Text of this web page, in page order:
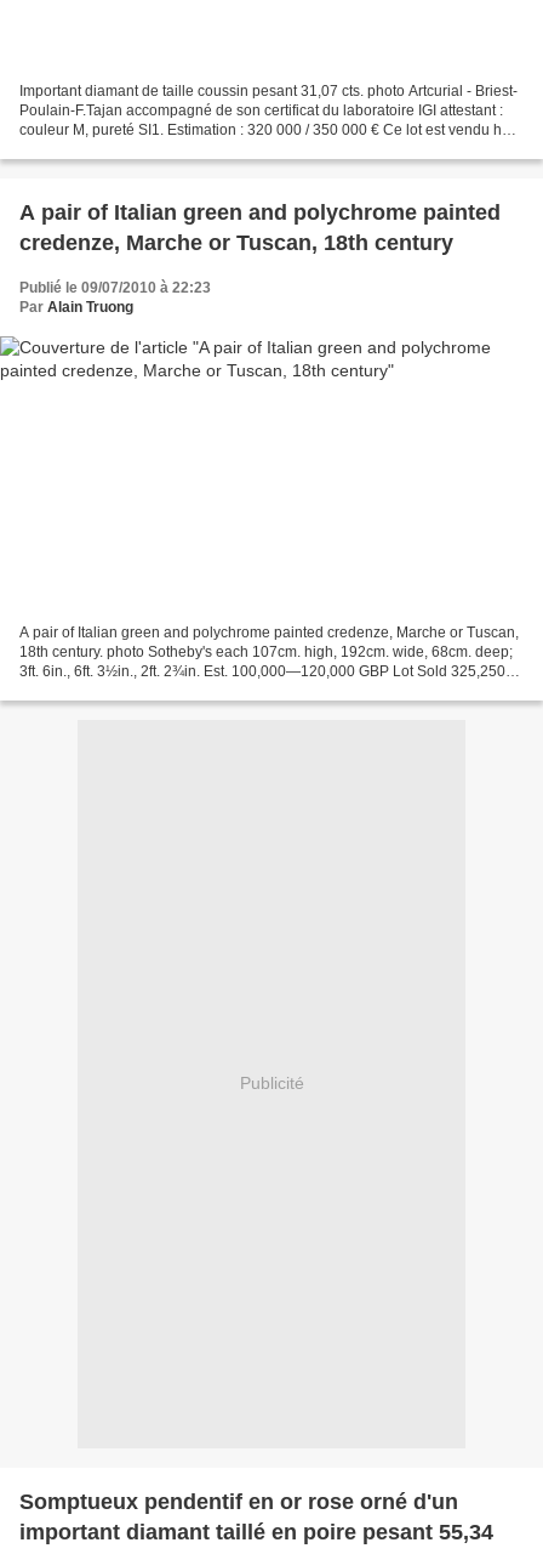
Important diamant de taille coussin pesant 31,07 cts. photo Artcurial - Briest-
Poulain-F.Tajan accompagné de son certificat du laboratoire IGI attestant :
couleur M, pureté SI1. Estimation : 320 000 / 350 000 € Ce lot est vendu hors
A pair of Italian green and polychrome painted
credenze, Marche or Tuscan, 18th century
Publié le 09/07/2010 à 22:23
Par Alain Truong
A pair of Italian green and polychrome painted credenze, Marche or Tuscan,
18th century. photo Sotheby's each 107cm. high, 192cm. wide, 68cm. deep;
3ft. 6in., 6ft. 3½in., 2ft. 2¾in. Est. 100,000—120,000 GBP Lot Sold 325,250
Publicité
Somptueux pendentif en or rose orné d'un
important diamant taillé en poire pesant 55,34